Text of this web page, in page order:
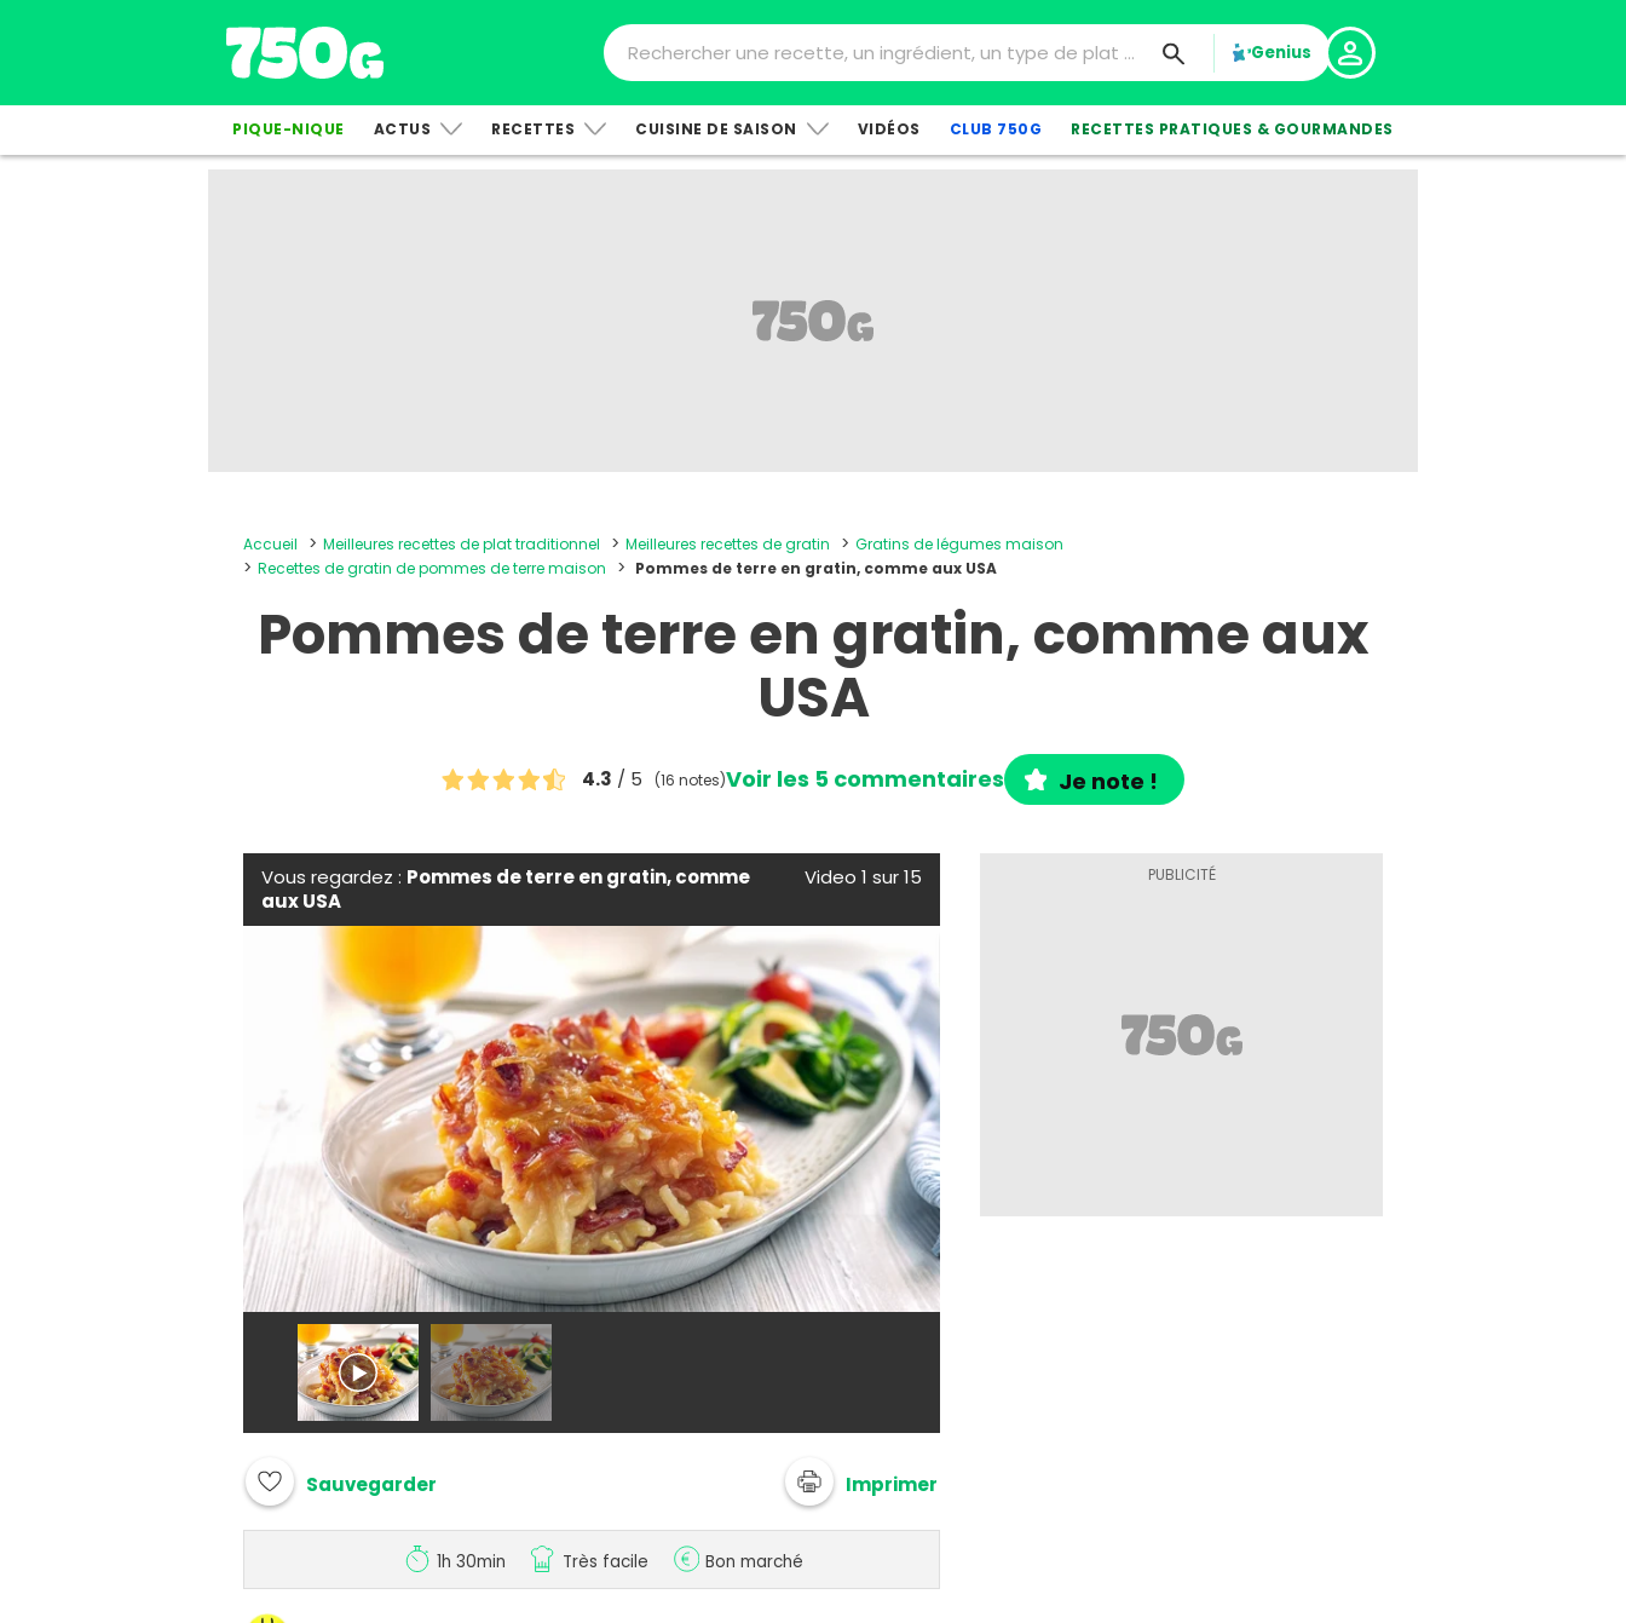
Genius
PIQUE-NIQUE ACTUS RECETTES CUISINE DE SAISON VIDÉOS CLUB 750G RECETTES PRATIQUES & GOURMANDES
Accueil Meilleures recettes de plat traditionnel Meilleures recettes de gratin
Gratins de légumes maison
Recettes de gratin de pommes de terre maison
Pommes de terre en gratin, comme aux USA
Pommes de terre en gratin, comme aux
USA
4.3 / 5 (16 notes)Voir les 5 commentaires Je note !
Vous regardez : Pommes de terre en gratin, comme
aux USA
Video 1 sur 15
Sauvegarder Imprimer
1h 30min Très facile Bon marché